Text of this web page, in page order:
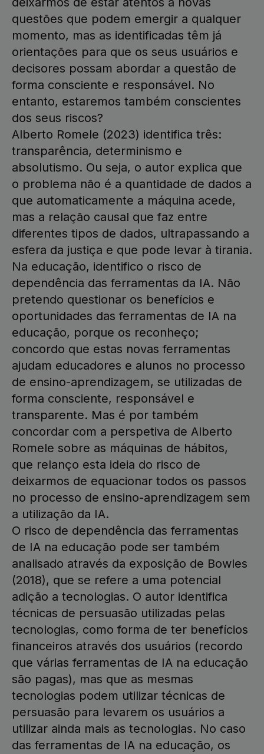
questões que podem emergir a qualquer
momento, mas as identificadas têm já
orientações para que os seus usuários e
decisores possam abordar a questão de
forma consciente e responsável. No
entanto, estaremos também conscientes
dos seus riscos?
Alberto Romele (2023) identifica três:
transparência, determinismo e
absolutismo. Ou seja, o autor explica que
o problema não é a quantidade de dados a
que automaticamente a máquina acede,
mas a relação causal que faz entre
diferentes tipos de dados, ultrapassando a
esfera da justiça e que pode levar à tirania.
Na educação, identifico o risco de
dependência das ferramentas da IA. Não
pretendo questionar os benefícios e
oportunidades das ferramentas de IA na
educação, porque os reconheço;
concordo que estas novas ferramentas
ajudam educadores e alunos no processo
de ensino-aprendizagem, se utilizadas de
forma consciente, responsável e
transparente. Mas é por também
concordar com a perspetiva de Alberto
Romele sobre as máquinas de hábitos,
que relanço esta ideia do risco de
deixarmos de equacionar todos os passos
no processo de ensino-aprendizagem sem
a utilização da IA.
O risco de dependência das ferramentas
de IA na educação pode ser também
analisado através da exposição de Bowles
(2018), que se refere a uma potencial
adição a tecnologias. O autor identifica
técnicas de persuasão utilizadas pelas
tecnologias, como forma de ter benefícios
financeiros através dos usuários (recordo
que várias ferramentas de IA na educação
são pagas), mas que as mesmas
tecnologias podem utilizar técnicas de
persuasão para levarem os usuários a
utilizar ainda mais as tecnologias. No caso
das ferramentas de IA na educação, os